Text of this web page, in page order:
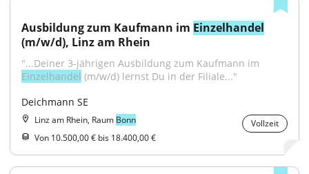
Ausbildung zum Kaufmann im Einzelhandel
(m/w/d), Linz am Rhein
Einzelhandel (m/w/d) lernst Du in der Filiale..."
Deichmann SE
Linz am Rhein, Raum Bonn
Vollzeit
Von 10.500,00 € bis 18.400,00 €